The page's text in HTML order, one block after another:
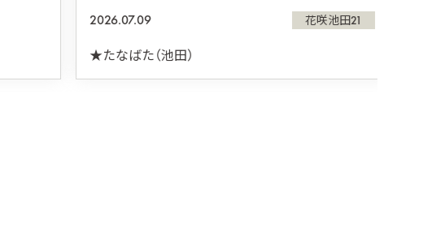
2026.07.09 花咲池田21
★たなばた（池田）